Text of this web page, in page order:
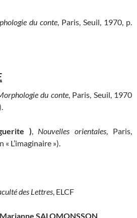
du conte, Paris, Seuil, 1970, p.
du conte, Paris, Seuil, 1970
), Nouvelles orientales, Paris,
L’imaginaire »).
des Lettres, ELCF
SALOMONSSON